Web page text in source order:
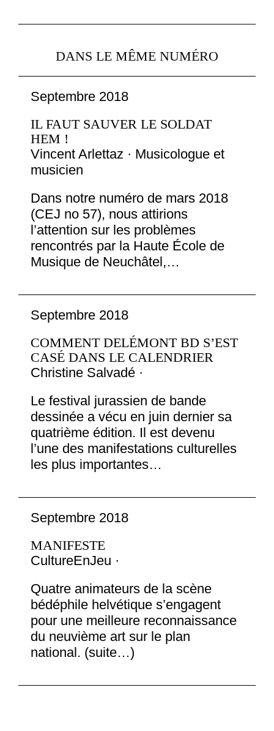
DANS LE MÊME NUMÉRO
Septembre 2018
IL FAUT SAUVER LE SOLDAT
HEM !
Vincent Arlettaz · Musicologue et
musicien
Dans notre numéro de mars 2018
(CEJ no 57), nous attirions
l’attention sur les problèmes
rencontrés par la Haute École de
Musique de Neuchâtel,…
Septembre 2018
COMMENT DELÉMONT BD S’EST
CASÉ DANS LE CALENDRIER
Christine Salvadé ·
Le festival jurassien de bande
dessinée a vécu en juin dernier sa
quatrième édition. Il est devenu
l’une des manifestations culturelles
les plus importantes…
Septembre 2018
MANIFESTE
CultureEnJeu ·
Quatre animateurs de la scène
bédéphile helvétique s’engagent
pour une meilleure reconnaissance
du neuvième art sur le plan
national. (suite…)